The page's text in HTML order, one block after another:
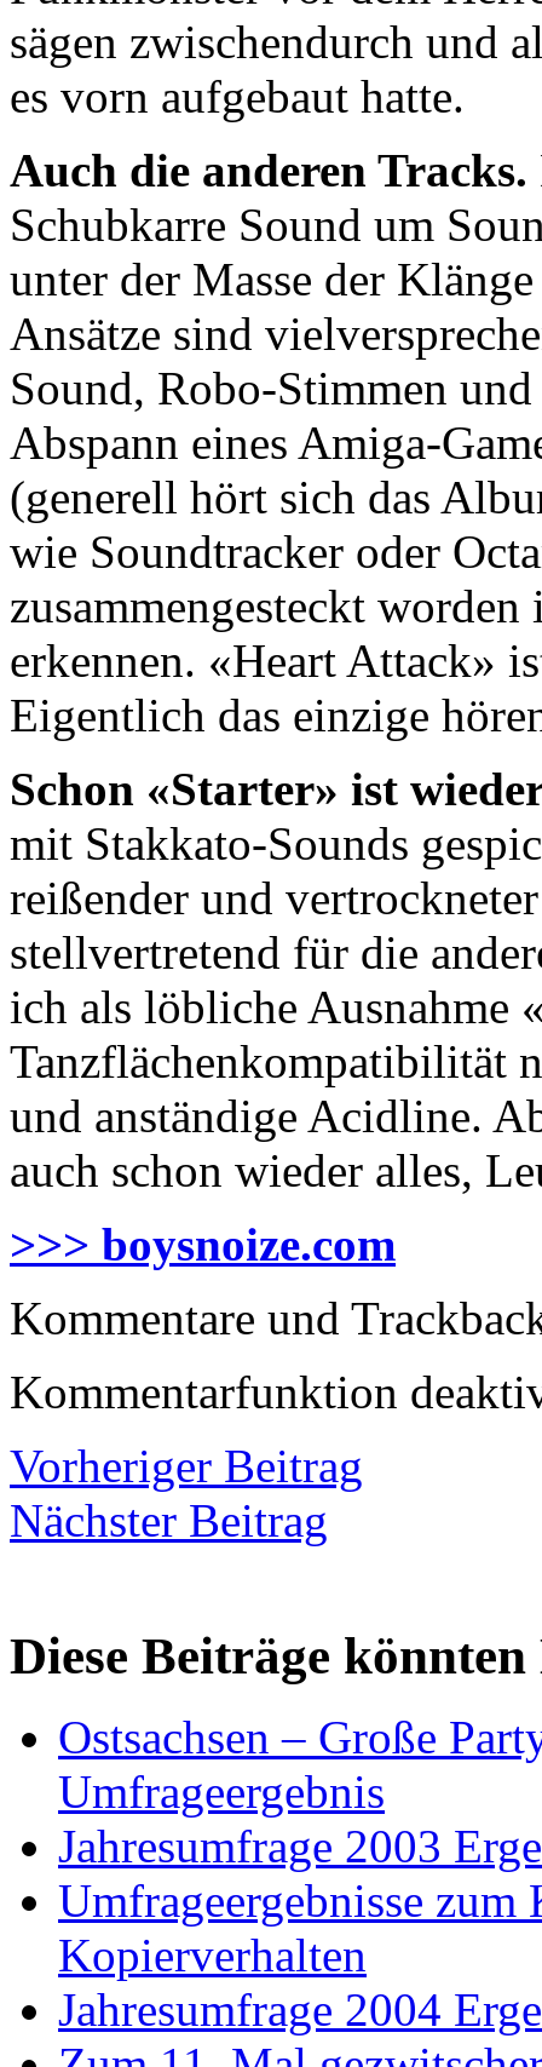
sägen zwischendurch und
es vorn aufgebaut hatte.
Auch die anderen Tracks.
Schubkarre Sound um
unter der Masse der
Ansätze sind
Sound, Robo-Stimmen
Abspann eines Amiga-
(generell hört sich das
wie Soundtracker oder
zusammengesteckt
erkennen. «Heart Attack»
Eigentlich das einzige
Schon «Starter» ist
mit Stakkato-Sounds
reißender und
stellvertretend für die
ich als löbliche Ausnahme
Tanzflächenkompatibilität
und anständige Acidline.
auch schon wieder alles,
>>> boysnoize.com
Kommentare und
Kommentarfunktion
Vorheriger Beitrag
Nächster Beitrag
Diese Beiträge
Ostsachsen – Große
Umfrageergebnis
Jahresumfrage 2003
Umfrageergebnisse zum
Kopierverhalten
Jahresumfrage 2004